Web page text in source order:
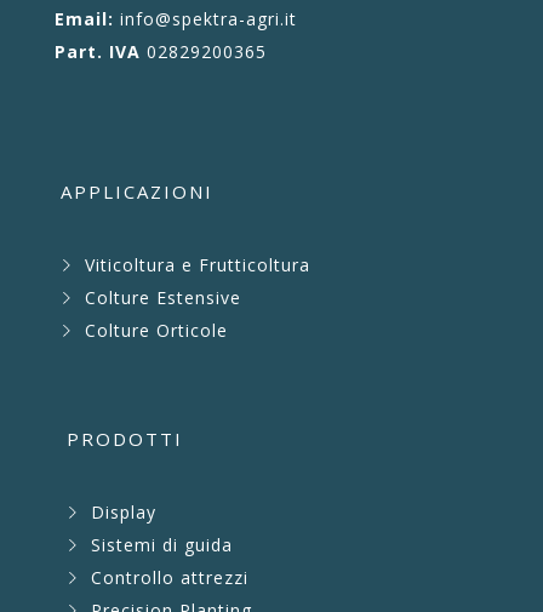
Email: info@spektra-agri.it
Part. IVA 02829200365
APPLICAZIONI
Viticoltura e Frutticoltura
Colture Estensive
Colture Orticole
PRODOTTI
Display
Sistemi di guida
Controllo attrezzi